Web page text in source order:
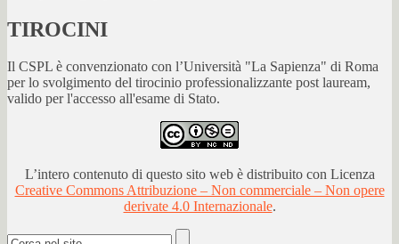
TIROCINI
Il CSPL è convenzionato con l’Università "La Sapienza" di Roma
per lo svolgimento del tirocinio professionalizzante post lauream,
valido per l'accesso all'esame di Stato.
L’intero contenuto di questo sito web è distribuito con Licenza
Creative Commons Attribuzione – Non commerciale – Non opere
derivate 4.0 Internazionale.